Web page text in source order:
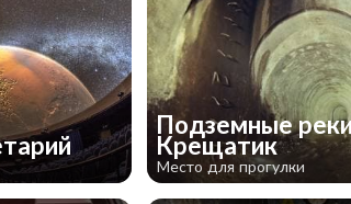
Подземные
Крещатик
Место для прогулки